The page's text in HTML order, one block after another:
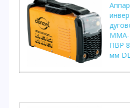
ММА-
ПВР
мм